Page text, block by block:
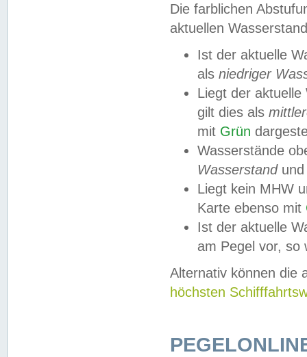
Die farblichen
aktuellen
Ist der aktuelle
als niedriger
Liegt der
gilt dies als
mit Grün
Wasserstände
Wasserstandund
Liegt kein MHW
Karte ebenso mit
Ist der aktuelle
am Pegel vor,
Alternativ können die
höchsten